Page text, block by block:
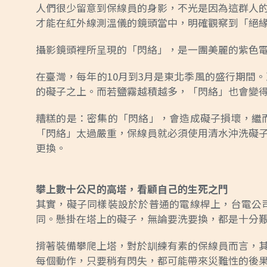
人們很少留意到保線員的身影，不光是因為這群人
才能在紅外線測溫儀的鏡頭當中，明確觀察到「
攝影鏡頭裡所呈現的「閃絡」，是一團美麗的紫色
在臺灣，每年的10月到3月是東北季風的盛行期間
的礙子之上。而若鹽霧越積越多，「閃絡」也會變
糟糕的是：密集的「閃絡」，會造成礙子損壞，
「閃絡」太過嚴重，保線員就必須使用清水沖洗
更換。
攀上數十公尺的高塔，看顧自己的生死之門
其實，礙子同樣裝設於於普通的電線桿上，台電
同。懸掛在塔上的礙子，無論要洗要換，都是十分
揹著裝備攀爬上塔，對於訓練有素的保線員而言，
每個動作，只要稍有閃失，都可能帶來災難性的後